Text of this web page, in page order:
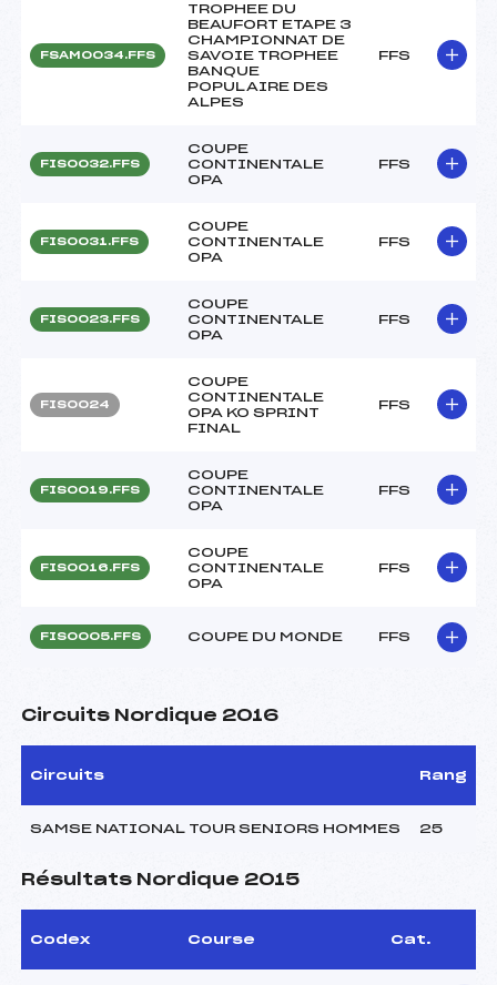
FSAM0034.FFS
TROPHEE DU
BEAUFORT ETAPE 3
CHAMPIONNAT DE
SAVOIE TROPHEE
BANQUE
POPULAIRE DES
ALPES
FFS
FIS0032.FFS
COUPE
CONTINENTALE
OPA
FFS
FIS0031.FFS
COUPE
CONTINENTALE
OPA
FFS
FIS0023.FFS
COUPE
CONTINENTALE
OPA
FFS
FIS0024
COUPE
CONTINENTALE
OPA KO SPRINT
FINAL
FFS
FIS0019.FFS
COUPE
CONTINENTALE
OPA
FFS
FIS0016.FFS
COUPE
CONTINENTALE
OPA
FFS
FIS0005.FFS COUPE DU MONDE FFS
Circuits Nordique 2016
Circuits Rang
SAMSE NATIONAL TOUR SENIORS HOMMES 25
Résultats Nordique 2015
Codex Course Cat.